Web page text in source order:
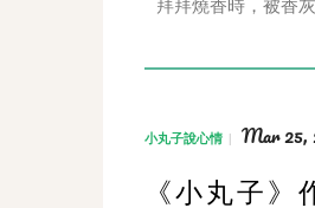
拜拜燒香時，被香
小丸子說心情 Mar 25,
《小丸子